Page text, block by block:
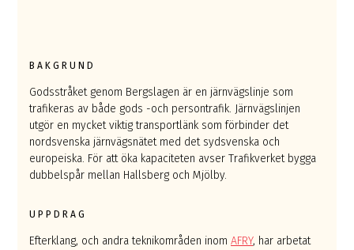
BAKGRUND
Godsstråket genom Bergslagen är en järnvägslinje som
trafikeras av både gods -och persontrafik. Järnvägslinjen
utgör en mycket viktig transportlänk som förbinder det
nordsvenska järnvägsnätet med det sydsvenska och
europeiska. För att öka kapaciteten avser Trafikverket bygga
dubbelspår mellan Hallsberg och Mjölby.
UPPDRAG
Efterklang, och andra teknikområden inom AFRY, har arbetat